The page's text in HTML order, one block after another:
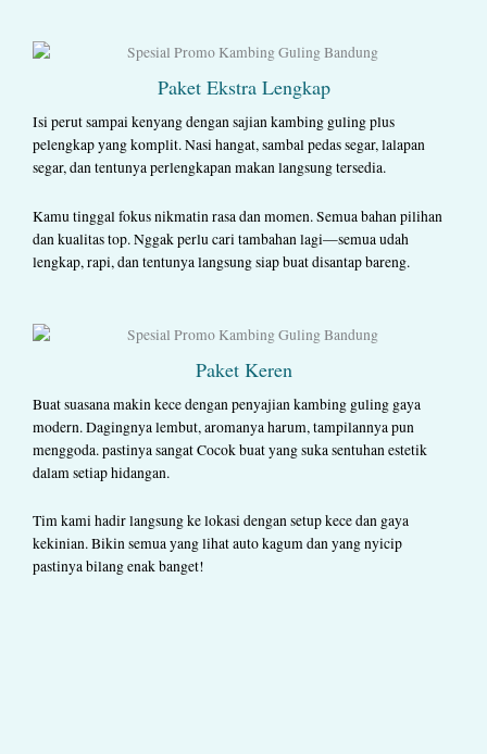
Paket Ekstra Lengkap
Isi perut sampai kenyang dengan sajian kambing guling plus
pelengkap yang komplit. Nasi hangat, sambal pedas segar, lalapan
segar, dan tentunya perlengkapan makan langsung tersedia.
Kamu tinggal fokus nikmatin rasa dan momen. Semua bahan pilihan
dan kualitas top. Nggak perlu cari tambahan lagi—semua udah
lengkap, rapi, dan tentunya langsung siap buat disantap bareng.
Paket Keren
Buat suasana makin kece dengan penyajian kambing guling gaya
modern. Dagingnya lembut, aromanya harum, tampilannya pun
menggoda. pastinya sangat Cocok buat yang suka sentuhan estetik
dalam setiap hidangan.
Tim kami hadir langsung ke lokasi dengan setup kece dan gaya
kekinian. Bikin semua yang lihat auto kagum dan yang nyicip
pastinya bilang enak banget!